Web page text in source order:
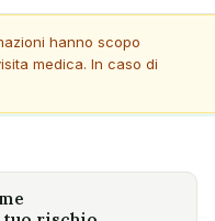
hanno scopo
medica. In caso di